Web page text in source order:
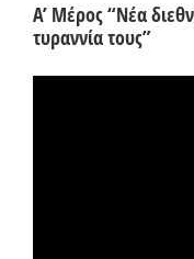
Α’ Μέρος “Νέα
τυραννία τους”